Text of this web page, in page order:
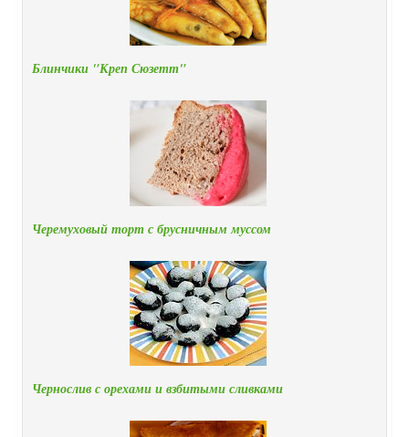
Блинчики "Креп Сюзетт"
Черемуховый торт с брусничным муссом
Чернослив с орехами и взбитыми сливками